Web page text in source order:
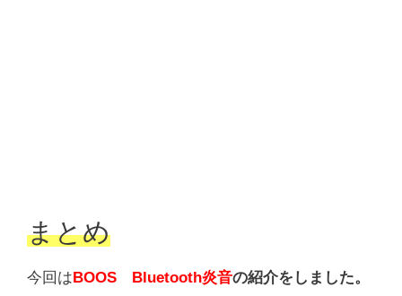
まとめ
今回はBOOS Bluetooth炎音の紹介をしました。